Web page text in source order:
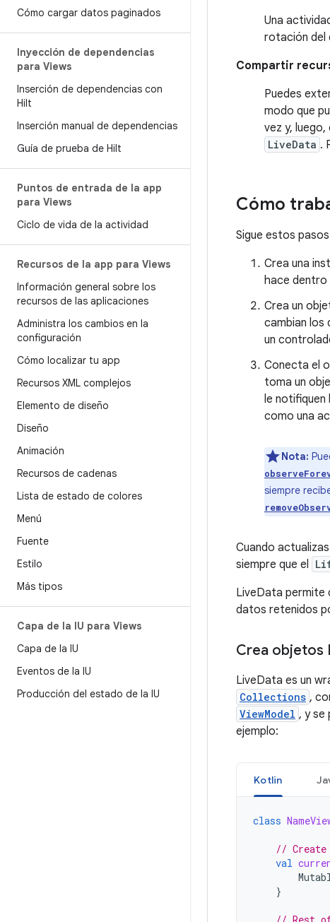
Cómo cargar datos paginados
Inyección de dependencias
para Views
Inserción de dependencias con
Hilt
Inserción manual de dependencias
Guía de prueba de Hilt
Puntos de entrada de la app
para Views
Ciclo de vida de la actividad
Recursos de la app para Views
Información general sobre los
recursos de las aplicaciones
Administra los cambios en la
configuración
Cómo localizar tu app
Recursos XML complejos
Elemento de diseño
Diseño
Animación
Recursos de cadenas
Lista de estado de colores
Menú
Fuente
Estilo
Más tipos
Capa de la IU para Views
Capa de la IU
Eventos de la IU
Producción del estado de la IU
Una
rotación del
Compartir
Puedes
modo que
vez y,
LiveData .
Cómo
Sigue estos
Crea una
hace dentro
Crea un
cambian
un
Conecta el
toma un
le
como una
Nota:
siempre
Cuando
siempre que el
LiveData permite
datos retenidos
Crea objetos
LiveData es un
Collections ,
ViewModel , y se
ejemplo:
Kotlin
class
//
val
}